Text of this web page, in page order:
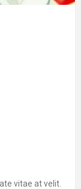
vitae at velit.